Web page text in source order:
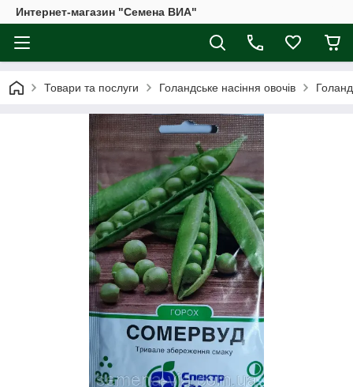
Интернет-магазин "Семена ВИА"
Товари та послуги Голандське насіння овочів